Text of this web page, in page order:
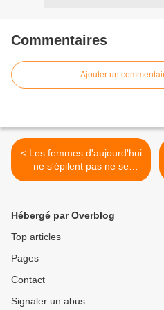
Commentaires
Ajouter un
< Les femmes d'aujourd'hui
ne s'épilent pas ne se
rasent même plus avant
Hébergé par Overblog
Top articles
Pages
Contact
Signaler un abus